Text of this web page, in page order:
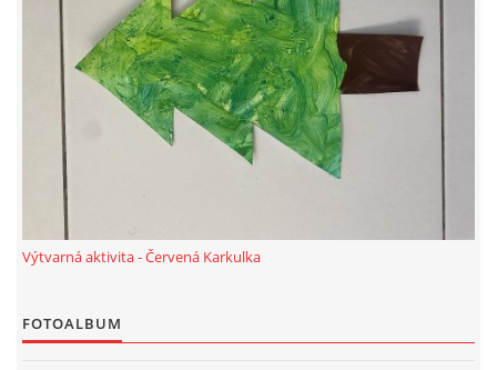
VZDĚLÁVACÍ BLOK BŘEZEN
VZDĚLÁVACÍ BLOK DUBEN
VÝTVARNÉ TECHNIKY
VÝTVARNÉ POMŮCKY
VÝTVARNÉ AKTIVITY - LÉTO
Výtvarná aktivita - Červená Karkulka
FOTOALBUM